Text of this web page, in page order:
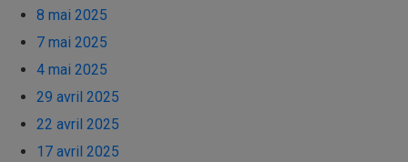
8 mai 2025
7 mai 2025
4 mai 2025
29 avril 2025
22 avril 2025
17 avril 2025